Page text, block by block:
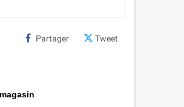
Partager Tweet